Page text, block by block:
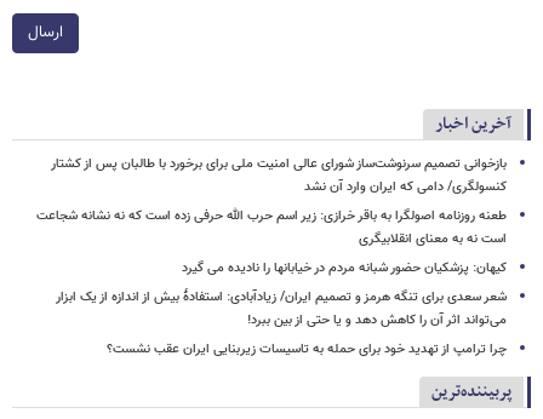
ارسال
آخرین اخبار
بازخوانی تصمیم سرنوشت‌ساز شورای عالی امنیت ملی برای برخورد با طالبان پس از کشتار
کنسولگری/ دامی که ایران وارد آن نشد
طعنه روزنامه اصولگرا به باقر خرازی: زیر اسم حرب الله حرفی زده است که نه نشانه شجاعت
است نه به معنای انقلابیگری
کیهان: پزشکیان حضور شبانه مردم در خیابانها را نادیده می گیرد
شعر سعدی برای تنگه هرمز و تصمیم ایران/ زیادآبادی: استفادهٔ بیش از اندازه از یک ابزار
می‌تواند اثر آن را کاهش دهد و یا حتی از بین ببرد!
چرا ترامپ از تهدید خود برای حمله به تاسیسات زیربنایی ایران عقب نشست؟
پربیننده‌ترین